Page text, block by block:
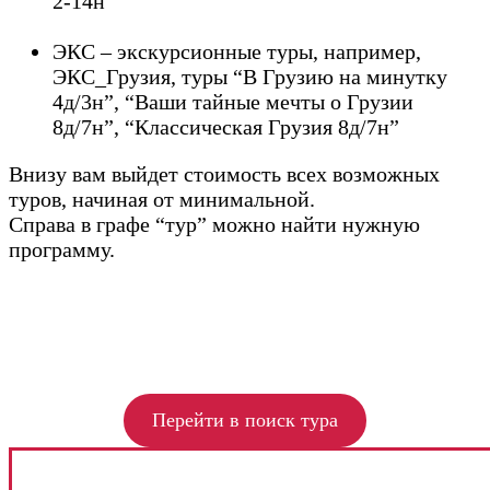
ЭКС – экскурсионные туры, например,
ЭКС_Грузия, туры “В Грузию на минутку
4д/3н”, “Ваши тайные мечты о Грузии
8д/7н”, “Классическая Грузия 8д/7н”
Внизу вам выйдет стоимость всех возможных
туров, начиная от минимальной.
Справа в графе “тур” можно найти нужную
программу.
Перейти в поиск тура